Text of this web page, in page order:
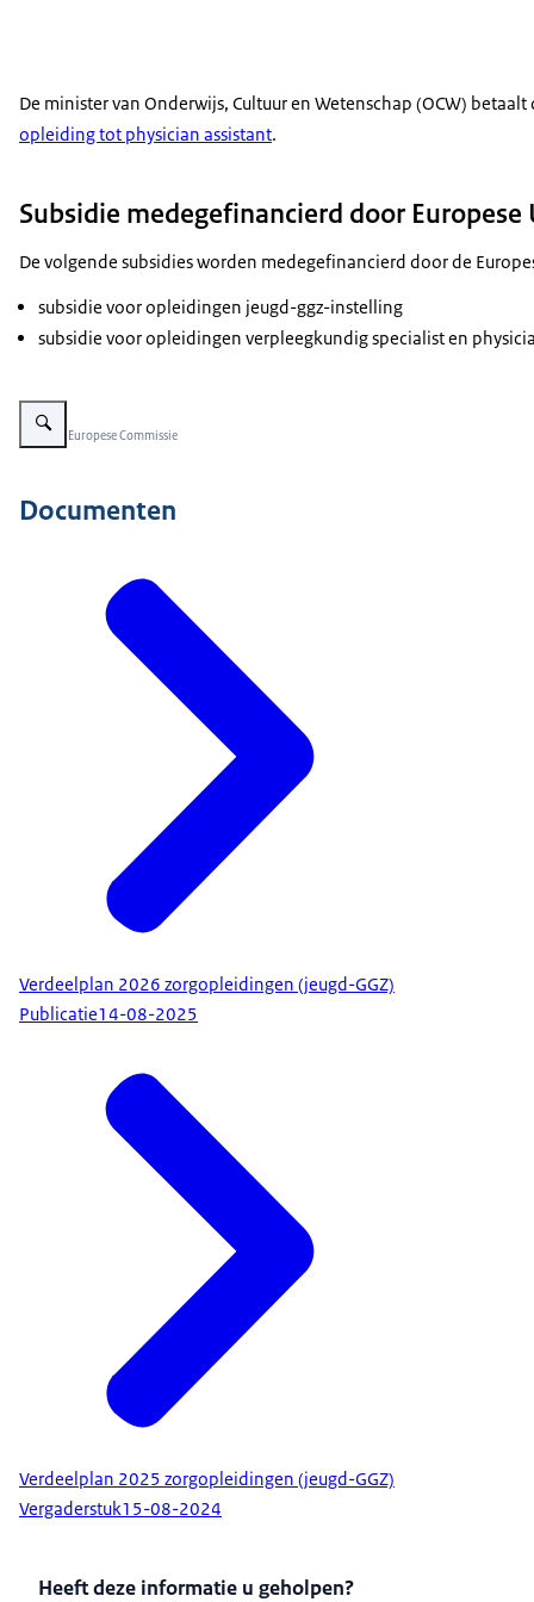
De minister van Onderwijs, Cultuur en Wetenschap (OCW)
opleiding tot physician assistant.
Subsidie medegefinancierd door Europese
De volgende subsidies worden medegefinancierd door de
subsidie voor opleidingen jeugd-ggz-instelling
subsidie voor opleidingen verpleegkundig specialist en
Vergroot afbeelding Logo Gefinancierd door de Europese Unie,
Beeld: © Europese Commissie
Documenten
Verdeelplan 2026 zorgopleidingen (jeugd-GGZ)
Publicatie14-08-2025
Verdeelplan 2025 zorgopleidingen (jeugd-GGZ)
Vergaderstuk15-08-2024
Heeft deze informatie u geholpen?